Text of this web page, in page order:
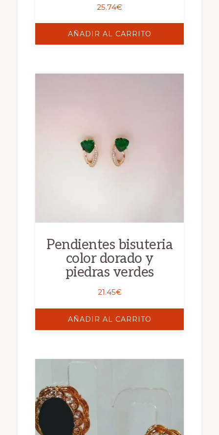
25.74€
AÑADIR AL CARRITO
Pendientes bisuteria
color dorado y
piedras verdes
21.45€
AÑADIR AL CARRITO